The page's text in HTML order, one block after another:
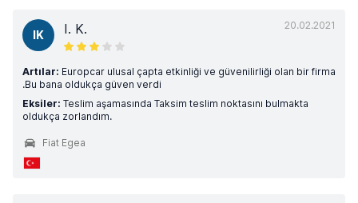
20.02.2021
IK I. K.
Artılar: Europcar ulusal çapta etkinliği ve güvenilirliği olan bir firma
.Bu bana oldukça güven verdi
Eksiler: Teslim aşamasında Taksim teslim noktasını bulmakta
oldukça zorlandım.
Fiat Egea